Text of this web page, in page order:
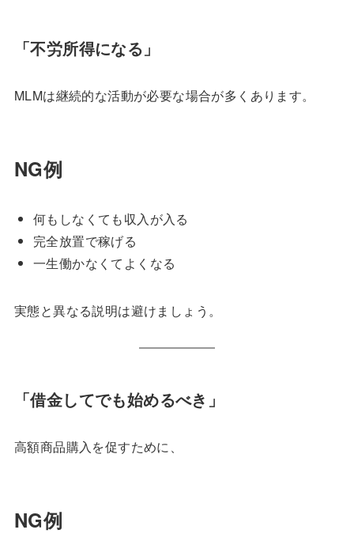
「不労所得になる」
MLMは継続的な活動が必要な場合が多くあります。
NG例
何もしなくても収入が入る
完全放置で稼げる
一生働かなくてよくなる
実態と異なる説明は避けましょう。
「借金してでも始めるべき」
高額商品購入を促すために、
NG例